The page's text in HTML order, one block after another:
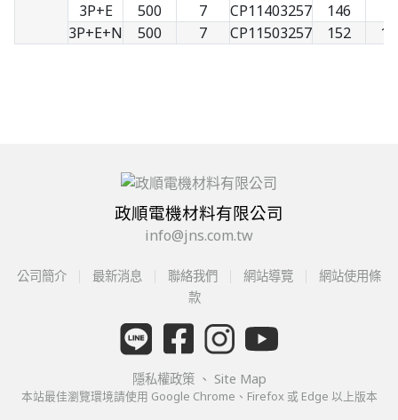
3P+E
500 7 CP11403257 146
3P+E+N
500 7 CP11503257 152
政順電機材料有限公司
info@jns.com.tw
公司簡介 最新消息 聯絡我們 網站導覽
網站使用條
款
隱私權政策 、 Site Map
本站最佳瀏覽環境請使用 Google Chrome、Firefox 或 Edge 以上版本